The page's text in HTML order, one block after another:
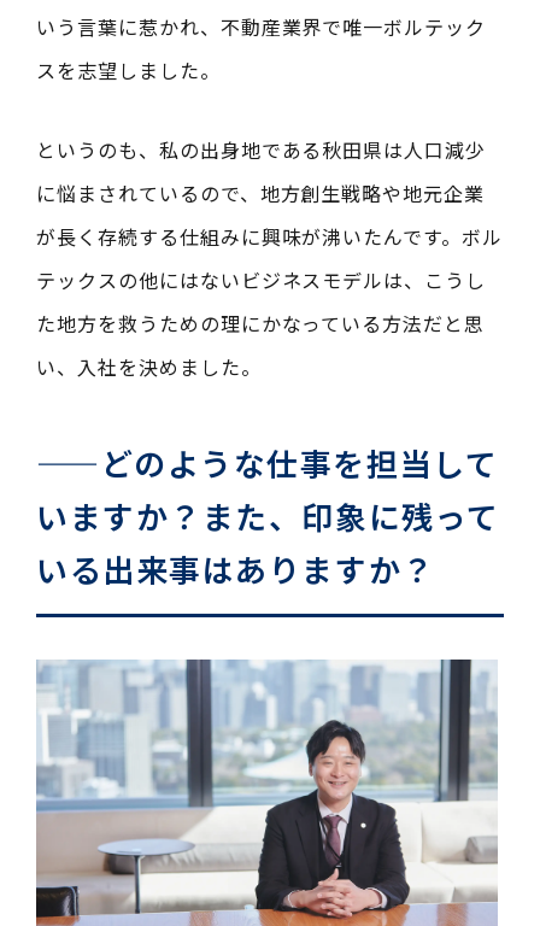
いう言葉に惹かれ、不動産業界で唯一ボルテック
スを志望しました。
というのも、私の出身地である秋田県は人口減少
に悩まされているので、地方創生戦略や地元企業
が長く存続する仕組みに興味が沸いたんです。ボル
テックスの他にはないビジネスモデルは、こうし
た地方を救うための理にかなっている方法だと思
い、入社を決めました。
——どのような仕事を担当して
いますか？また、印象に残って
いる出来事はありますか？